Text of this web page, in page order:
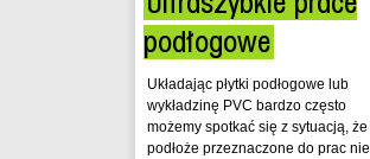
podłogowe
Układając płytki podłogowe lub
wykładzinę PVC bardzo często
możemy spotkać się z sytuacją, że
podłoże przeznaczone do prac nie